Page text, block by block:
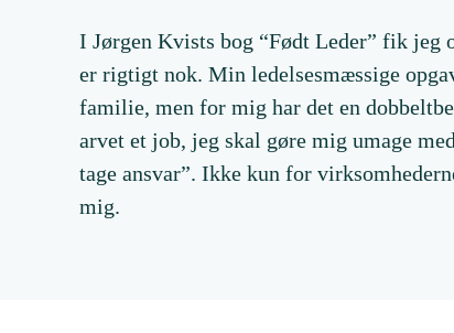
I Jørgen Kvists bog “Født Leder” fik jeg
er rigtigt nok. Min ledelsesmæssige
familie, men for mig har det en
arvet et job, jeg skal gøre mig umage
tage ansvar”. Ikke kun for
mig.